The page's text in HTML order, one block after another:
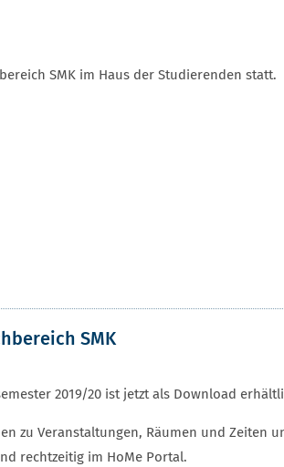
SMK im Haus der Studierenden statt.
SMK
2019/20 ist jetzt als Download
zu Veranstaltungen, Räumen und Zeiten
rechtzeitig im HoMe Portal.